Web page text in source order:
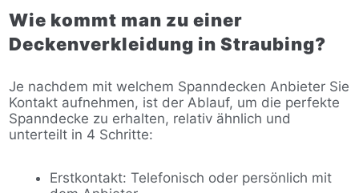
Wie kommt man zu einer
Deckenverkleidung in Straubing?
Je nachdem mit welchem Spanndecken Anbieter Sie
Kontakt aufnehmen, ist der Ablauf, um die perfekte
Spanndecke zu erhalten, relativ ähnlich und
unterteilt in 4 Schritte:
Erstkontakt: Telefonisch oder persönlich mit